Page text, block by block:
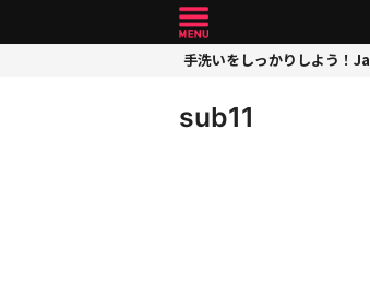
手洗いをしっかりしよう！
sub11